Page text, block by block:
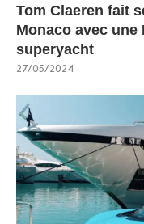
Tom Claeren fait
Monaco avec
superyacht
27/05/2024